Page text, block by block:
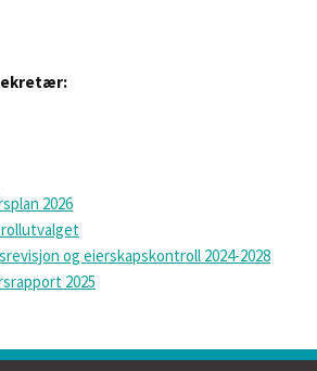
2026
og eierskapskontroll 2024-2028
2025